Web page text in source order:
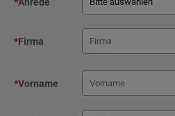
*Firma
*Vorname